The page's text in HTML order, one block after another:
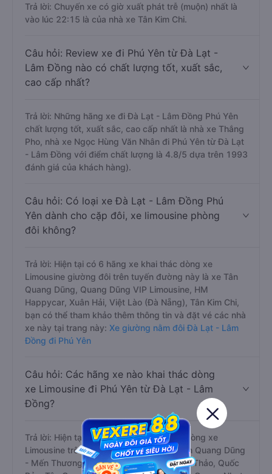
Trả lời: Chuyến xe có giờ xuất phát trễ (muộn) nhất là
vào lúc 22:15 là của nhà xe Tân Kim Chi.
Câu hỏi: Review xe đi Phú Yên từ Đà Lạt -
Lâm Đồng nào có chất lượng tốt, xuất sắc,
cao cấp nhất?
Trả lời: Những hãng xe đi Đà Lạt - Lâm Đồng Phú Yên
chất lượng tốt, xuất sắc, cao cấp nhất là nhà xe Thắng
Pho, nhà xe Ngọc Hùng Văn Nhân đi Phú Yên từ Đà Lạt
- Lâm Đồng với điểm chất lượng là 4.8/5 dựa trên 1993
đánh giá của khách hàng).
Câu hỏi: Có loại xe Đà Lạt - Lâm Đồng Phú
Yên dành cho cặp đôi, xe limousine phòng
đôi không?
Trả lời: Hiện tại có 6 hãng xe khai thác dòng xe
Limousine giường đôi trên tuyến đường này là xe Tân
Quang Dũng, Quang Dũng VIP Limousine, HM
Happycar, Xuân Hải, Việt Lào (Đà Nẵng), Tân Kim Chi,
bạn có thể tham khảo thêm thông tin và đặt vé các nhà
xe này tại trang này: Xe giường nằm đôi Đà Lạt - Lâm
Đồng đi Phú Yên
Câu hỏi: Các hãng xe nào khai thác dòng
xe Limousine đi Phú Yên từ Đà Lạt - Lâm
Đồng?
Trả lời: Hiện tại có 15 hãng xe khai thác dòng xe
Limousine trên tuyến đường này là xe Tân Quang Dũng
- Mến Thương, Hồng Sơn (Phú Yên), Mộc Thảo, Quốc